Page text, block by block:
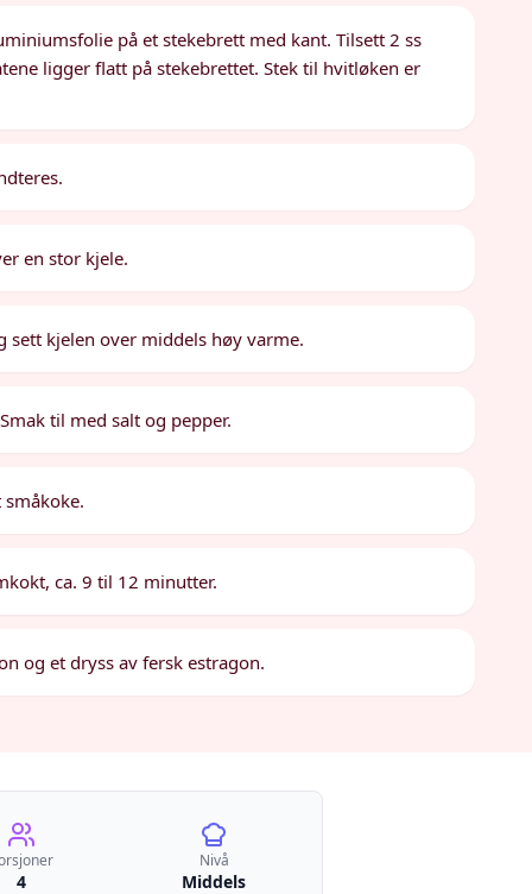
på et stekebrett med kant. Tilsett 2 ss
ligger flatt på stekebrettet. Stek til hvitløken er
en stor kjele.
sett kjelen over middels høy varme.
til med salt og pepper.
ca. 9 til 12 minutter.
og et dryss av fersk estragon.
4
Nivå
Middels